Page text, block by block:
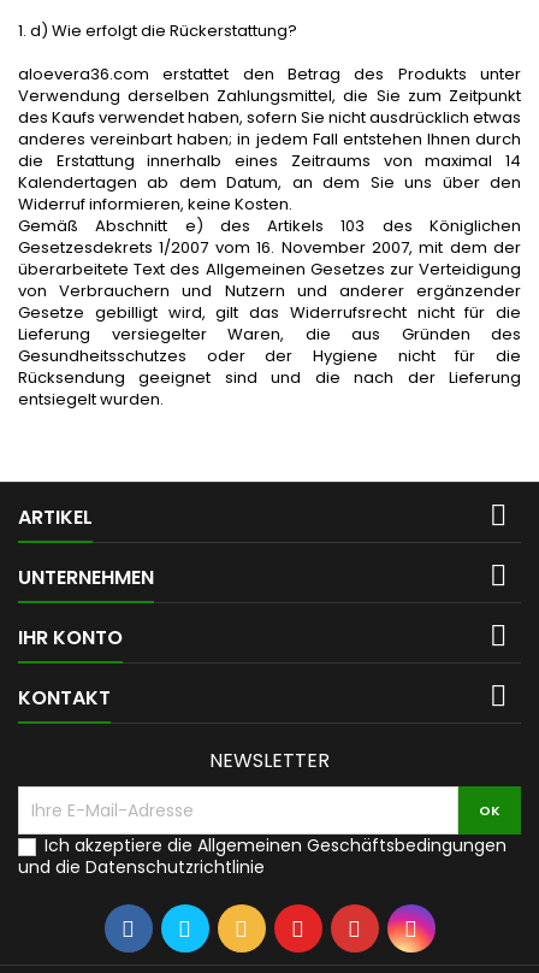
1. d) Wie erfolgt die Rückerstattung?
aloevera36.com erstattet den Betrag des Produkts unter
Verwendung derselben Zahlungsmittel, die Sie zum Zeitpunkt
des Kaufs verwendet haben, sofern Sie nicht ausdrücklich etwas
anderes vereinbart haben; in jedem Fall entstehen Ihnen durch
die Erstattung innerhalb eines Zeitraums von maximal 14
Kalendertagen ab dem Datum, an dem Sie uns über den
Widerruf informieren, keine Kosten.
Gemäß Abschnitt e) des Artikels 103 des Königlichen
Gesetzesdekrets 1/2007 vom 16. November 2007, mit dem der
überarbeitete Text des Allgemeinen Gesetzes zur Verteidigung
von Verbrauchern und Nutzern und anderer ergänzender
Gesetze gebilligt wird, gilt das Widerrufsrecht nicht für die
Lieferung versiegelter Waren, die aus Gründen des
Gesundheitsschutzes oder der Hygiene nicht für die
Rücksendung geeignet sind und die nach der Lieferung
entsiegelt wurden.
ARTIKEL 
UNTERNEHMEN 
IHR KONTO 
KONTAKT 
NEWSLETTER
Ich akzeptiere die Allgemeinen Geschäftsbedingungen
und die Datenschutzrichtlinie